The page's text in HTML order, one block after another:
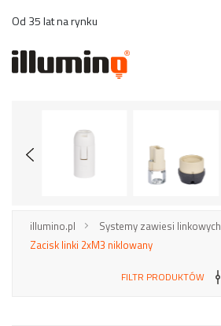
Od 35 lat na rynku
illumino.pl
Systemy zawiesi linkowych
Zacisk linki 2xM3 niklowany
FILTR PRODUKTÓW